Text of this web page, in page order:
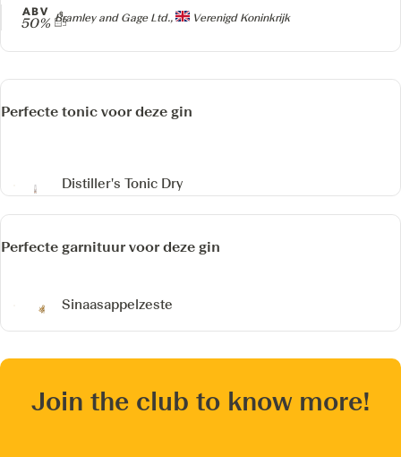
Producer
Bramley and Gage Ltd., Verenigd Koninkrijk
ABV
50%
Perfecte tonic voor deze gin
Distiller's Tonic Dry
Perfecte garnituur voor deze gin
Sinaasappelzeste
Join the club to know more!